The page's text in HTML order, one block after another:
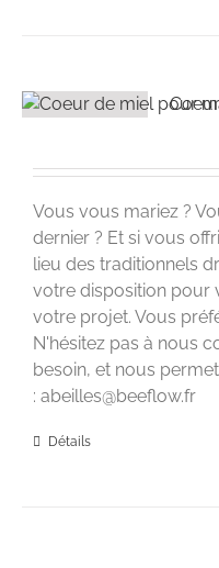
Vous vous mariez ?
dernier ? Et si vous
lieu des traditionnels
votre disposition pour
votre projet. Vous
N'hésitez pas à nous
besoin, et nous
: abeilles@beeflow.fr
Détails